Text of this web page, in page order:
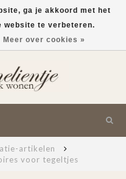
artikelen
voor tegeltjes
ga je akkoord met het
website te verbeteren.
Meer over cookies »